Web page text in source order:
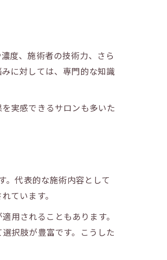
度、施術者の技術力、さら
に対しては、専門的な知識
実感できるサロンも多いた
。代表的な施術内容として
ています。
用されることもあります。
択肢が豊富です。こうした